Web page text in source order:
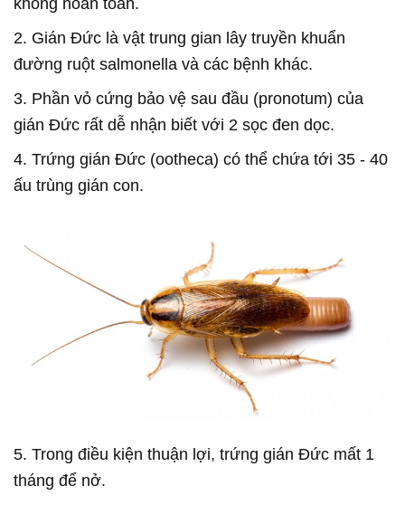
không hoàn toàn.
2. Gián Đức là vật trung gian lây truyền khuẩn
đường ruột salmonella và các bệnh khác.
3. Phần vỏ cứng bảo vệ sau đầu (pronotum) của
gián Đức rất dễ nhận biết với 2 sọc đen dọc.
4. Trứng gián Đức (ootheca) có thể chứa tới 35 - 40
ấu trùng gián con.
5. Trong điều kiện thuận lợi, trứng gián Đức mất 1
tháng để nở.